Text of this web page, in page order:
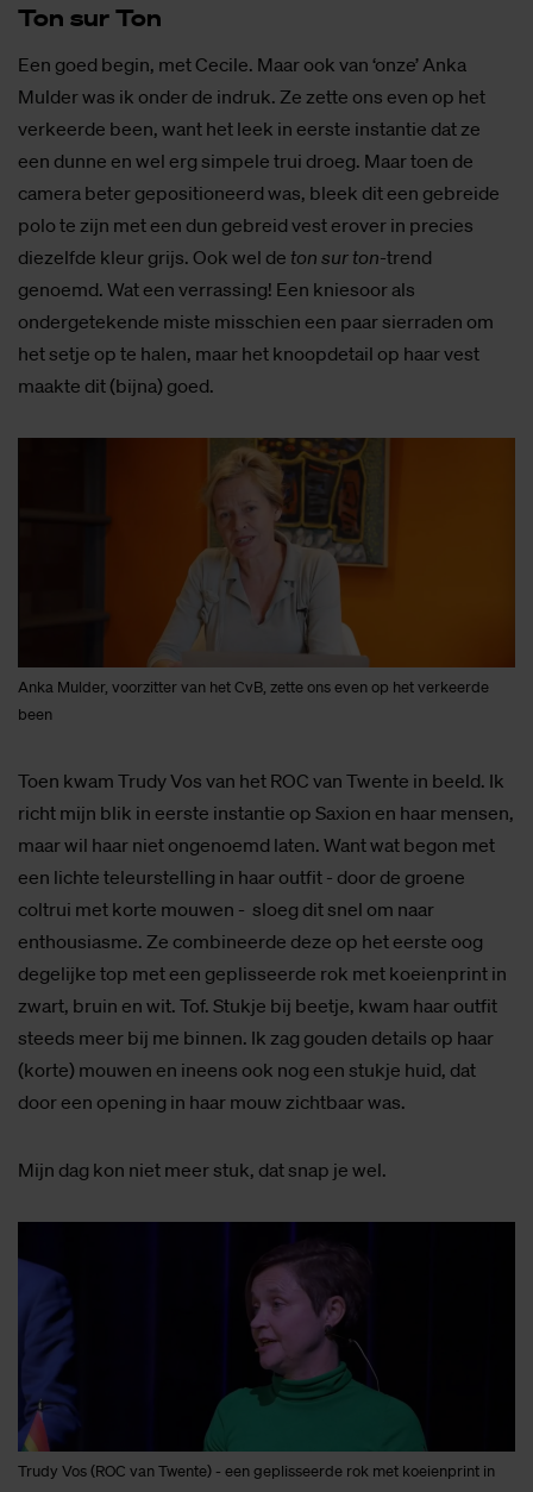
Ton sur Ton
Een goed begin, met Cecile. Maar ook van ‘onze’ Anka
Mulder was ik onder de indruk. Ze zette ons even op het
verkeerde been, want het leek in eerste instantie dat ze
een dunne en wel erg simpele trui droeg. Maar toen de
camera beter gepositioneerd was, bleek dit een gebreide
polo te zijn met een dun gebreid vest erover in precies
diezelfde kleur grijs. Ook wel de ton sur ton-trend
genoemd. Wat een verrassing! Een kniesoor als
ondergetekende miste misschien een paar sierraden om
het setje op te halen, maar het knoopdetail op haar vest
maakte dit (bijna) goed.
Anka Mulder, voorzitter van het CvB, zette ons even op het verkeerde
been
Toen kwam Trudy Vos van het ROC van Twente in beeld. Ik
richt mijn blik in eerste instantie op Saxion en haar mensen,
maar wil haar niet ongenoemd laten. Want wat begon met
een lichte teleurstelling in haar outfit - door de groene
coltrui met korte mouwen - sloeg dit snel om naar
enthousiasme. Ze combineerde deze op het eerste oog
degelijke top met een geplisseerde rok met koeienprint in
zwart, bruin en wit. Tof. Stukje bij beetje, kwam haar outfit
steeds meer bij me binnen. Ik zag gouden details op haar
(korte) mouwen en ineens ook nog een stukje huid, dat
door een opening in haar mouw zichtbaar was.
Mijn dag kon niet meer stuk, dat snap je wel.
Trudy Vos (ROC van Twente) - een geplisseerde rok met koeienprint in